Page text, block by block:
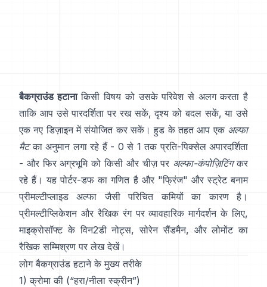
बैकग्राउंड हटानाकिसी विषय को उसके परिवेश से अलग करता है
ताकि आप उसे पारदर्शिता पर रख सकें, दृश्य को बदल सकें, या उसे
एक नए डिज़ाइन में संयोजित कर सकें। हुड के तहत आप एक अल्फा
मैटका अनुमान लगा रहे हैं - 0 से 1 तक प्रति-पिक्सेल अपारदर्शिता
- और फिर अग्रभूमि को किसी और चीज़ पर अल्फा-कंपोज़िटिंगकर
रहे हैं। यहपोर्टर-डफ का गणित है और "फ्रिंज" और स्ट्रेट बनाम
प्रीमल्टीप्लाइड अल्फा जैसी परिचित कमियों का कारण है।
प्रीमल्टीप्लिकेशन और रैखिक रंग पर व्यावहारिक मार्गदर्शन के लिए,
माइक्रोसॉफ्ट के विन2डी नोट्स, सोरेन सैंडमैन, और लोमोंट का
रैखिक सम्मिश्रण पर लेखदेखें।
लोग बैकग्राउंड हटाने के मुख्य तरीके
1) क्रोमा की (“हरा/नीला स्क्रीन”)